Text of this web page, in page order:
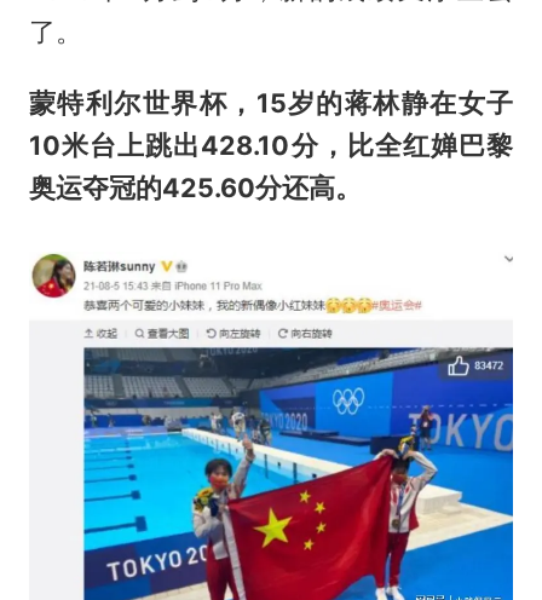
了。
蒙特利尔世界杯，15岁的蒋林静在女子
10米台上跳出428.10分，比全红婵巴黎
奥运夺冠的425.60分还高。